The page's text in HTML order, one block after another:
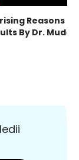
Reasons
By Dr.